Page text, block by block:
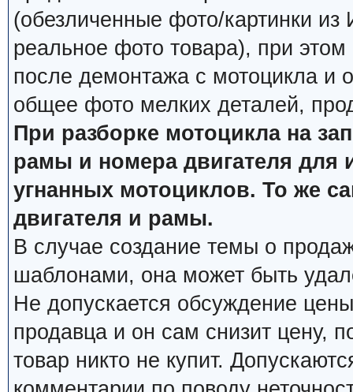
(обезличенные фото/картинки из
реальное фото товара), при
после демонтажа с мотоцикла и
общее фото мелких деталей,
При разборке мотоцикла на
рамы и номера двигателя для
угнанных мотоциклов. То же
двигателя и рамы.
В случае создание темы о
шаблонами, она может быть
Не допускается обсуждение
продавца и он сам снизит цену,
товар никто не купит.